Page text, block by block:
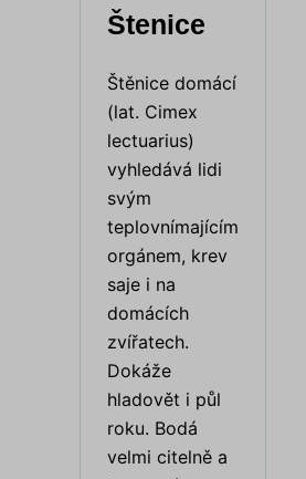
Štenice
Štěnice domácí
(lat. Cimex
lectuarius)
vyhledává lidi
svým
teplovnímajícím
orgánem, krev
saje i na
domácích
zvířatech.
Dokáže
hladovět i půl
roku. Bodá
velmi citelně a